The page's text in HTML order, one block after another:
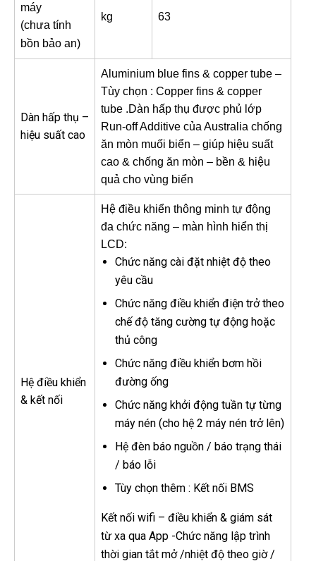
máy
(chưa tính
bồn bảo an)
kg 63
Dàn hấp thụ –
hiệu suất cao
Aluminium blue fins & copper tube –
Tùy chọn : Copper fins & copper
tube .Dàn hấp thụ được phủ lớp
Run-off Additive của Australia chống
ăn mòn muối biển – giúp hiệu suất
cao & chống ăn mòn – bền & hiệu
quả cho vùng biển
Hệ điều khiển
& kết nối
Hệ điều khiển thông minh tự động
đa chức năng – màn hình hiển thị
LCD:
Chức năng cài đặt nhiệt độ theo
yêu cầu
Chức năng điều khiển điện trở theo
chế độ tăng cường tự động hoặc
thủ công
Chức năng điều khiển bơm hồi
đường ống
Chức năng khởi động tuần tự từng
máy nén (cho hệ 2 máy nén trở lên)
Hệ đèn báo nguồn / báo trạng thái
/ báo lỗi
Tùy chọn thêm : Kết nối BMS
Kết nối wifi – điều khiển & giám sát
từ xa qua App -Chức năng lập trình
thời gian tắt mở /nhiệt độ theo giờ /